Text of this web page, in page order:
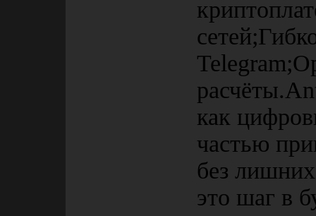
как
частью
без
это шаг в